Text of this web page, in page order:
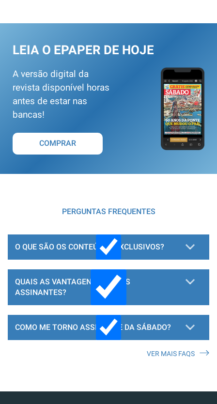
LEIA O EPAPER DE HOJE
A versão digital da
revista disponível horas
antes de estar nas
bancas!
COMPRAR
PERGUNTAS FREQUENTES
O QUE SÃO OS CONTEÚDOS EXCLUSIVOS?
QUAIS AS VANTAGENS PARA OS
ASSINANTES?
COMO ME TORNO ASSINANTE DA SÁBADO?
VER MAIS FAQS